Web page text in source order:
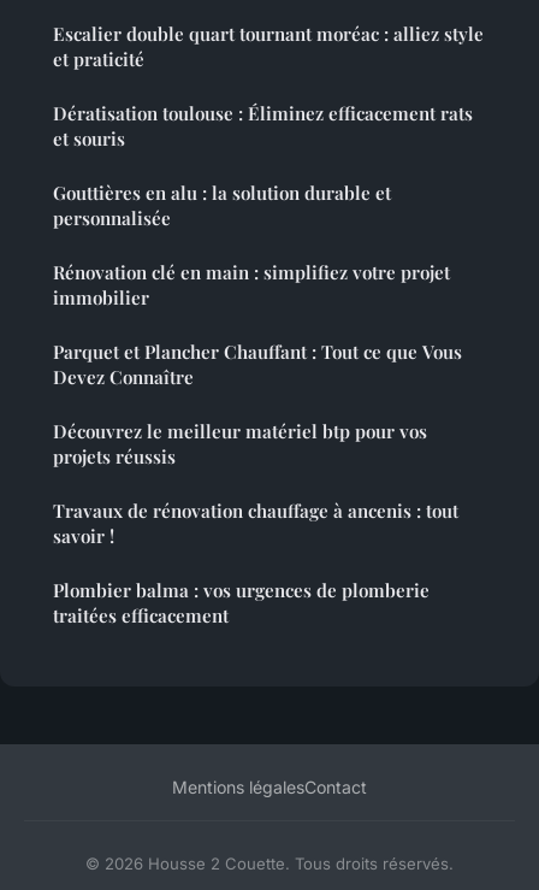
Escalier double quart tournant moréac : alliez style
et praticité
Dératisation toulouse : Éliminez efficacement rats
et souris
Gouttières en alu : la solution durable et
personnalisée
Rénovation clé en main : simplifiez votre projet
immobilier
Parquet et Plancher Chauffant : Tout ce que Vous
Devez Connaître
Découvrez le meilleur matériel btp pour vos
projets réussis
Travaux de rénovation chauffage à ancenis : tout
savoir !
Plombier balma : vos urgences de plomberie
traitées efficacement
Mentions légalesContact
© 2026 Housse 2 Couette. Tous droits réservés.